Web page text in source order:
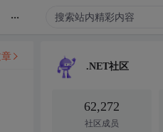
...
.NET社区
62,272
社区成员